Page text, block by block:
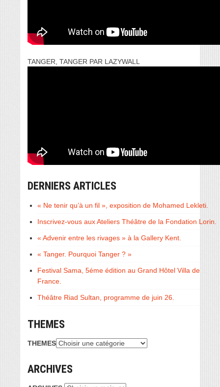
TANGER, TANGER PAR LAZYWALL
DERNIERS ARTICLES
« Ne tenir qu’à un fil », exposition de Mohamed Lekleti.
Inscrivez-vous aux Ateliers Théâtre de la Fondation Lorin.
« Advenir entre les rivages » à la Gallery Kent.
« Tanger. Pourquoi Tanger ? »
Festival Sama, 5éme édition au Grand Hôtel Villa de
France.
Théâtre Riad Sultan, programme de juin 26.
THEMES
THEMES
ARCHIVES